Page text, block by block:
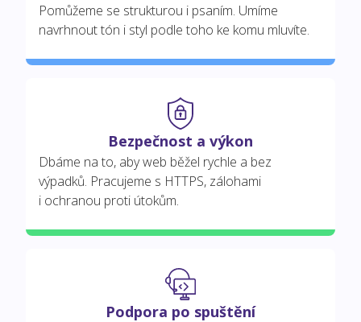
Pomůžeme se strukturou i psaním. Umíme
navrhnout tón i styl podle toho ke komu mluvíte.
Bezpečnost a výkon
Dbáme na to, aby web běžel rychle a bez
výpadků. Pracujeme s HTTPS, zálohami
i ochranou proti útokům.
Podpora po spuštění